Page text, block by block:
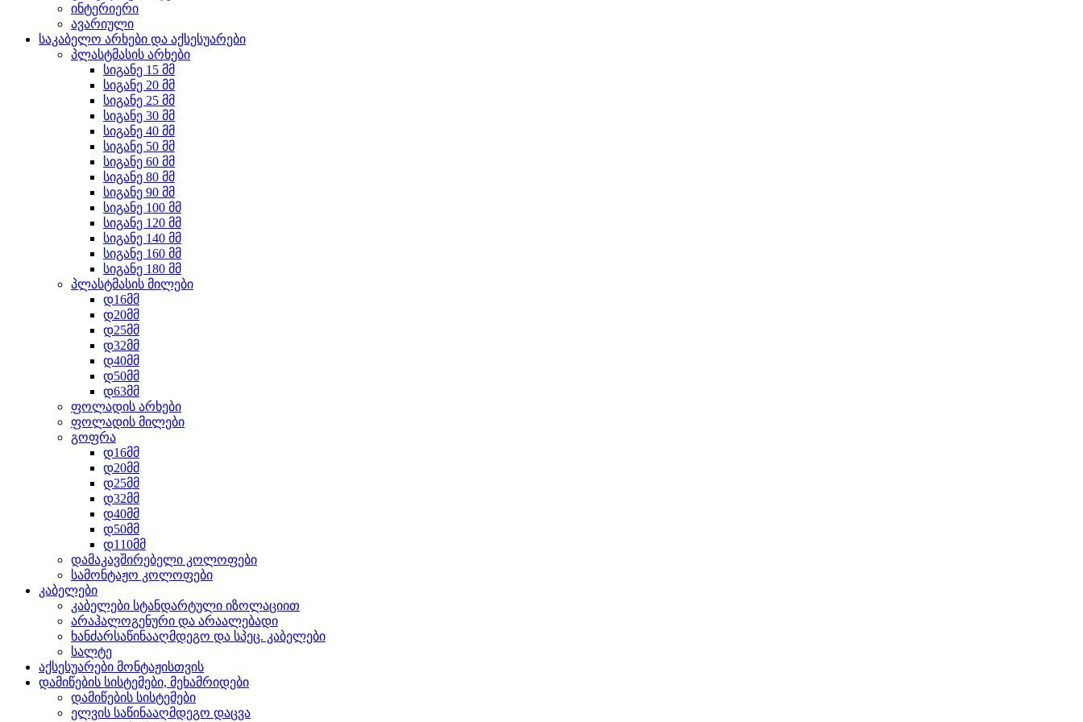
ინტერიერი
ავარიული
საკაბელო არხები და აქსესუარები
პლასტმასის არხები
სიგანე 15 მმ
სიგანე 20 მმ
სიგანე 25 მმ
სიგანე 30 მმ
სიგანე 40 მმ
სიგანე 50 მმ
სიგანე 60 მმ
სიგანე 80 მმ
სიგანე 90 მმ
სიგანე 100 მმ
სიგანე 120 მმ
სიგანე 140 მმ
სიგანე 160 მმ
სიგანე 180 მმ
პლასტმასის მილები
დ16მმ
დ20მმ
დ25მმ
დ32მმ
დ40მმ
დ50მმ
დ63მმ
ფოლადის არხები
ფოლადის მილები
გოფრა
დ16მმ
დ20მმ
დ25მმ
დ32მმ
დ40მმ
დ50მმ
დ110მმ
დამაკავშირებელი კოლოფები
სამონტაჟო კოლოფები
კაბელები
კაბელები სტანდარტული იზოლაციით
არაჰალოგენური და არაალებადი
ხანძარსაწინააღმდეგო და სპეც. კაბელები
სალტე
აქსესუარები მონტაჟისთვის
დამიწების სისტემები, მეხამრიდები
დამიწების სისტემები
ელვის საწინააღმდეგო დაცვა